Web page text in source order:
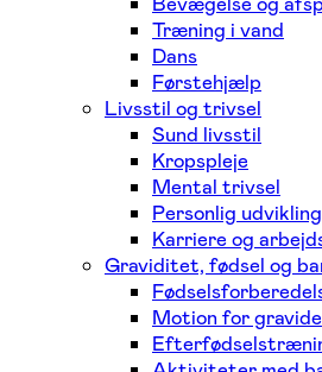
Træning i vand
Dans
Førstehjælp
Livsstil og trivsel
Sund livsstil
Kropspleje
Mental trivsel
Personlig udvikling
Karriere og
Graviditet, fødsel og
Motion for gravide